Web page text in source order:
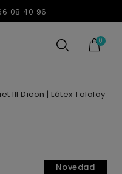
08 40 96
III Dicon | Látex Talalay
Novedad